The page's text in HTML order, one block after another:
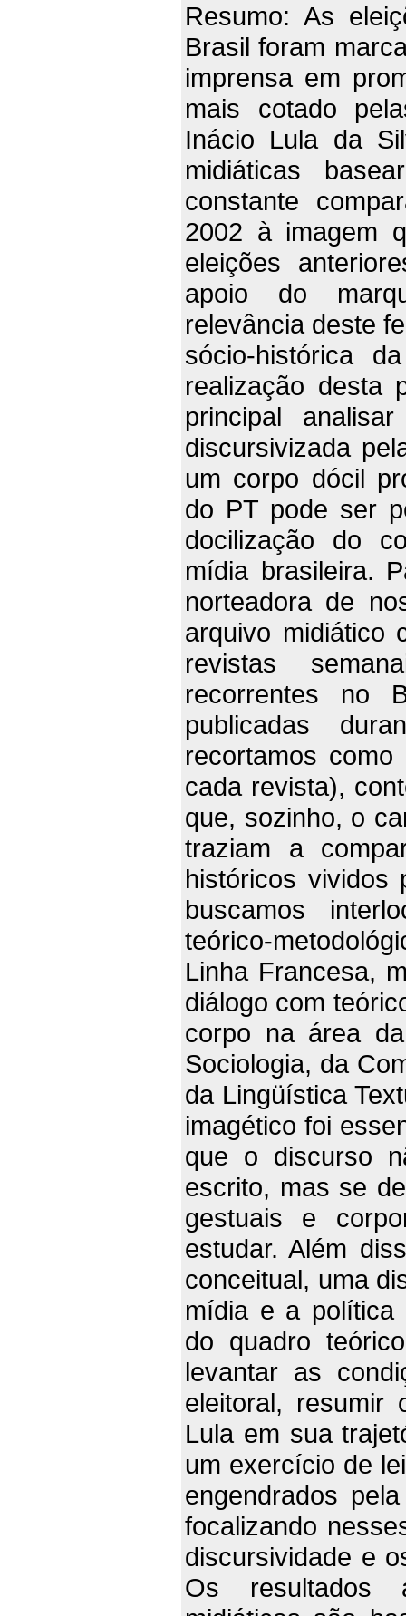
Resumo: As
Brasil foram
imprensa em
mais cotado
Inácio Lula da
midiáticas
constante
2002 à imagem
eleições
apoio do
relevância deste
sócio-histórica
realização desta
principal
discursivizada
um corpo dócil
do PT pode ser
docilização do
mídia brasileira.
norteadora de
arquivo midiático
revistas
recorrentes no
publicadas
recortamos
cada revista),
que, sozinho, o
traziam a
históricos vividos
buscamos
teórico-
Linha Francesa,
diálogo com
corpo na área
Sociologia, da
da Lingüística
imagético foi
que o discurso
escrito, mas se
gestuais e
estudar. Além
conceitual, uma
mídia e a política
do quadro
levantar as
eleitoral, resumir
Lula em sua
um exercício de
engendrados
focalizando
discursividade e
Os resultados